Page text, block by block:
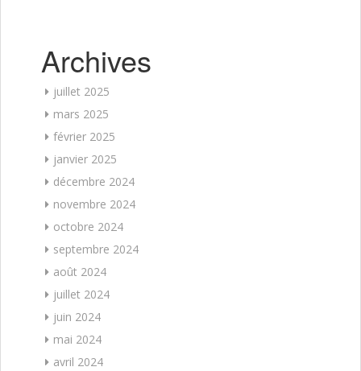
Archives
juillet 2025
mars 2025
février 2025
janvier 2025
décembre 2024
novembre 2024
octobre 2024
septembre 2024
août 2024
juillet 2024
juin 2024
mai 2024
avril 2024